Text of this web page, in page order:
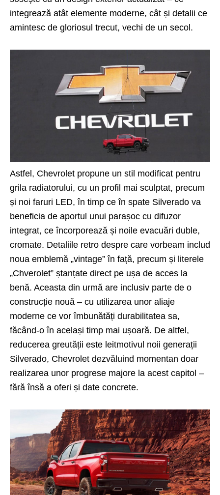
integrează atât elemente moderne, cât și detalii ce
amintesc de gloriosul trecut, vechi de un secol.
Astfel, Chevrolet propune un stil modificat pentru
grila radiatorului, cu un profil mai sculptat, precum
și noi faruri LED, în timp ce în spate Silverado va
beneficia de aportul unui parașoc cu difuzor
integrat, ce încorporează și noile evacuări duble,
cromate. Detaliile retro despre care vorbeam includ
noua emblemă „vintage” în față, precum și literele
„Chverolet” ștanțate direct pe ușa de acces la
benă. Aceasta din urmă are inclusiv parte de o
construcție nouă – cu utilizarea unor aliaje
moderne ce vor îmbunătăți durabilitatea sa,
făcând-o în același timp mai ușoară. De altfel,
reducerea greutății este leitmotivul noii generații
Silverado, Chevrolet dezvăluind momentan doar
realizarea unor progrese majore la acest capitol –
fără însă a oferi și date concrete.